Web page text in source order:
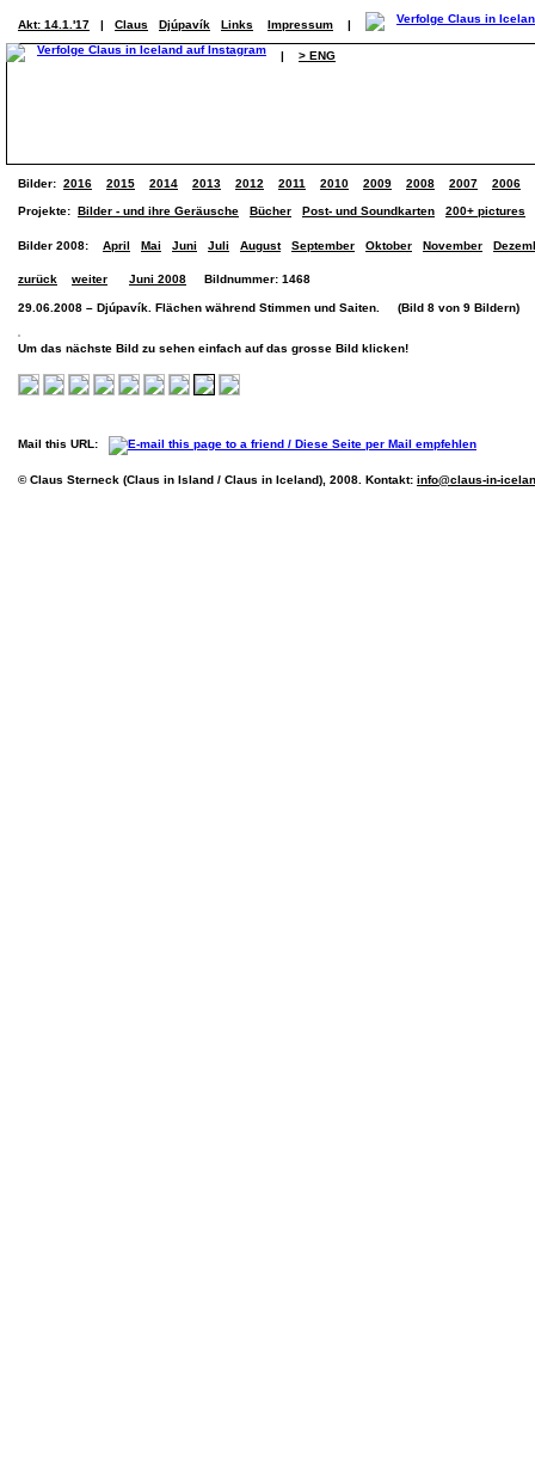
Akt: 14.1.'17 | Claus Djúpavík Links Impressum |
| > ENG
Bilder: 2016 2015 2014 2013 2012 2011 2010 2009 2008 2007 2006
Projekte: Bilder - und ihre Geräusche Bücher Post- und Soundkarten 200+ pictures
Bilder 2008: April Mai Juni Juli August September Oktober November
zurück weiter Juni 2008 Bildnummer: 1468
29.06.2008 – Djúpavík. Flächen während Stimmen und Saiten. (Bild 8 von 9 Bildern)
Um das nächste Bild zu sehen einfach auf das grosse Bild klicken!
Mail this URL:
© Claus Sterneck (Claus in Island / Claus in Iceland), 2008. Kontakt: info@claus-in-